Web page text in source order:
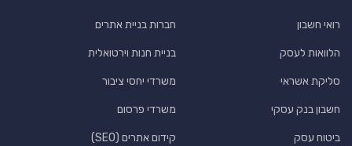
רואי חשבון
הלוואות לעסק
סליקת אשראי
חשבון בנק עסקי
ביטוח עסק
חברות בניית אתרים
בניית חנות וירטואלית
משרדי יחסי ציבור
משרדי פרסום
קידום אתרים (SEO)